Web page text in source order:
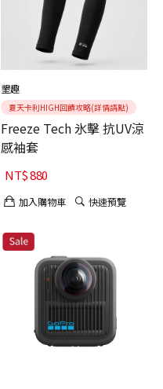
墾趣
夏天卡利HIGH回饋攻略(詳情請點)
Freeze Tech 氷擊 抗UV涼
感袖套
NT$880
加入購物車 快速預覽